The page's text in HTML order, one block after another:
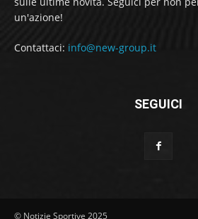
un'azione!
Contattaci: info@new-group.it
SEGUICI
© Notizie Sportive 2025